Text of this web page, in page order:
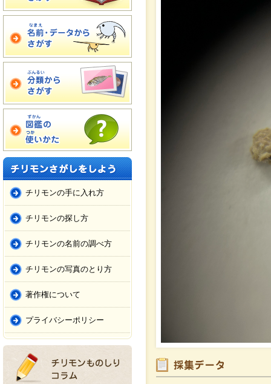
チリモンの手に入れ方
チリモンの探し方
チリモンの名前の調べ方
チリモンの写真のとり方
著作権について
プライバシーポリシー